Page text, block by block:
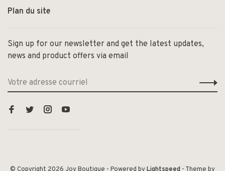
Plan du site
Sign up for our newsletter and get the latest updates,
news and product offers via email